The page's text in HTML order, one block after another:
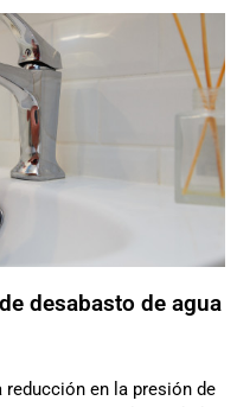
desabasto de agua
en la presión de